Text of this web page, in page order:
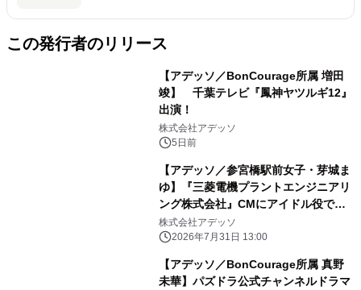
この発行者のリリース
【アデッソ／BonCourage所属 増田
竣】 千葉テレビ『鳳神ヤツルギ12』
出演！
株式会社アデッソ
5日前
【アデッソ／参宮橋駅前女子・芽城ま
ゆ】『三菱電機プラントエンジニアリ
ング株式会社』CMにアイドル役で出
演決定！
株式会社アデッソ
2026年7月31日 13:00
【アデッソ／BonCourage所属 真野
未華】パズドラ公式チャンネルドラマ